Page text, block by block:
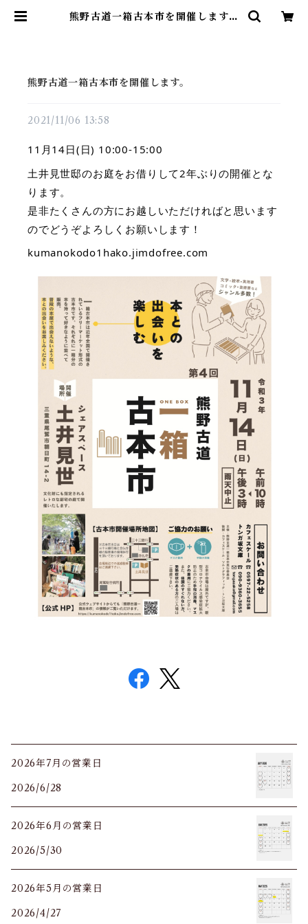
熊野古道一箱古本市を開催します。
熊野古道一箱古本市を開催します。
2021/11/06 13:58
11月14日(日) 10:00-15:00
土井見世邸のお庭をお借りして2年ぶりの開催とな
ります。
是非たくさんの方にお越しいただければと思います
のでどうぞよろしくお願いします！
kumanokodo1hako.jimdofree.com
2026年7月の営業日
2026/6/28
2026年6月の営業日
2026/5/30
2026年5月の営業日
2026/4/27